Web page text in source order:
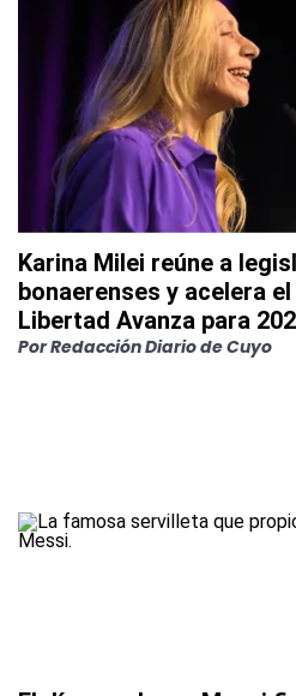
Karina Milei reúne a
bonaerenses y acelera
Libertad Avanza para
PorRedacción Diario de Cuyo